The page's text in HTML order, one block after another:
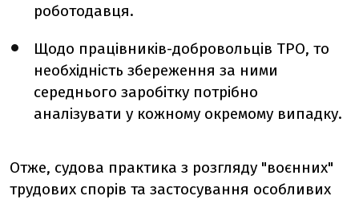
роботодавця.
Щодо працівників-добровольців ТРО, то
необхідність збереження за ними
середнього заробітку потрібно
аналізувати у кожному окремому випадку.
Отже, судова практика з розгляду "воєнних"
трудових спорів та застосування особливих